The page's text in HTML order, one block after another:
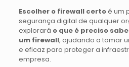
Escolher o firewall certoé um
segurança digital de qualquer
explorará o que é preciso
um firewall, ajudando a tomar
e eficaz para proteger a
empresa.